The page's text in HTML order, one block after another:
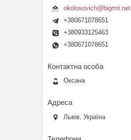
okolosovich@bigmir.net
+380671078651
+380933125463
+380671078651
Оксана
Львів, Україна